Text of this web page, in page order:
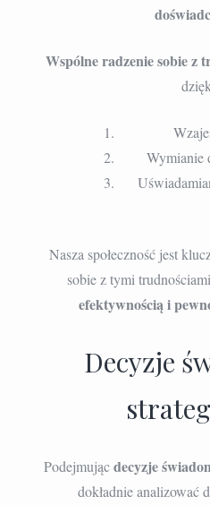
Wspólne radzenie sobie z
Wymianie
Nasza społeczność jest
sobie z tymi
efektywnością i
Decyzje
Podejmującdecyzje
dokładnie analizować